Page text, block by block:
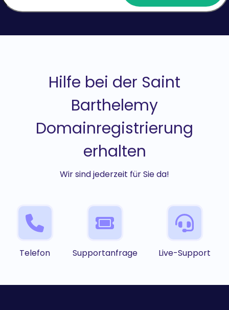
Hilfe bei der Saint
Barthelemy
Domainregistrierung
erhalten
Wir sind jederzeit für Sie da!
Telefon Supportanfrage Live-Support